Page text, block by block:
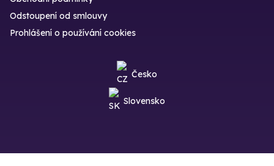
Odstoupení od smlouvy
Prohlášení o používání cookies
Česko
Slovensko